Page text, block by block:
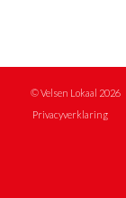
© Velsen Lokaal 2026
Privacyverklaring